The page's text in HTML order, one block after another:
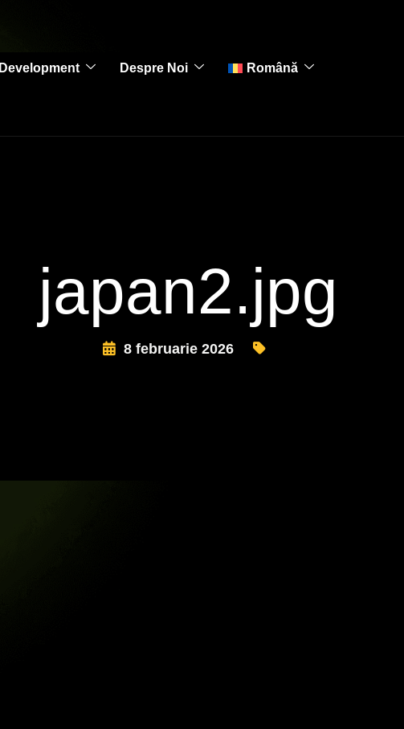
Development Despre Noi Română
japan2.jpg
8 februarie 2026